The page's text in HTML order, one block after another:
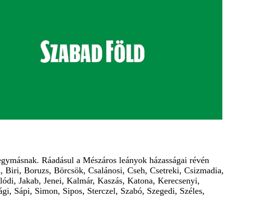
Ráadásul a Mészáros leányok házasságai révén
Boruzs, Börcsök, Csalánosi, Cseh, Csetreki, Csizmadia,
Jakab, Jenei, Kalmár, Kaszás, Katona, Kerecsenyi,
Sápi, Simon, Sipos, Sterczel, Szabó, Szegedi, Széles,